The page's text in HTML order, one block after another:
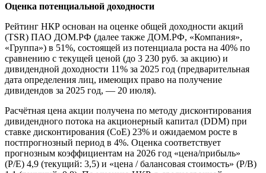
Оценка потенциальной доходности
Рейтинг НКР основан на оценке общей доходности акций
(TSR) ПАО ДОМ.РФ (далее также ДОМ.РФ, «Компания»,
«Группа») в 51%, состоящей из потенциала роста на 40% по
сравнению с текущей ценой (до 3 230 руб. за акцию) и
дивидендной доходности 11% за 2025 год (предварительная
дата определения лиц, имеющих право на получение
дивидендов за 2025 год, — 20 июля).
Расчётная цена акции получена по методу дисконтирования
дивидендного потока на акционерный капитал (DDM) при
ставке дисконтирования (CoE) 23% и ожидаемом росте в
постпрогнозный период в 4%. Оценка соответствует
прогнозным коэффициентам на 2026 год «цена/прибыль»
(P/E) 4,9 (текущий: 3,5) и «цена / балансовая стоимость» (P/B)